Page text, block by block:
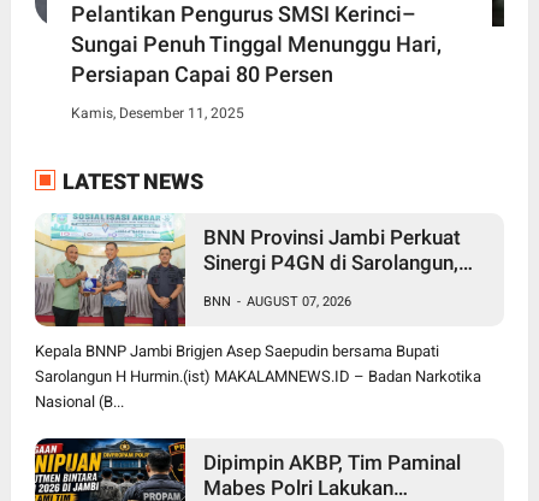
Pelantikan Pengurus SMSI Kerinci–
Sungai Penuh Tinggal Menunggu Hari,
Persiapan Capai 80 Persen
Kamis, Desember 11, 2025
LATEST NEWS
BNN Provinsi Jambi Perkuat
Sinergi P4GN di Sarolangun,
Vape Zombie
BNN - AUGUST 07, 2026
Kepala BNNP Jambi Brigjen Asep Saepudin bersama Bupati
Sarolangun H Hurmin.(ist) MAKALAMNEWS.ID – Badan Narkotika
Nasional (B...
Dipimpin AKBP, Tim Paminal
Mabes Polri Lakukan